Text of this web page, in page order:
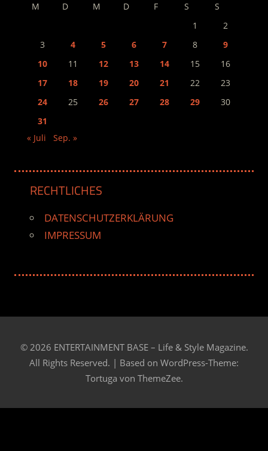
M D M D F S
S
1
2
3
4 5 6 7 8
9
10
11 12 13 14 15
16
17
18 19 20 21 22
23
24
25 26 27 28 29
30
31
« Juli
Sep. »
RECHTLICHES
DATENSCHUTZERKLÄRUNG
IMPRESSUM
© 2026 ENTERTAINMENT BASE – Life & Style Magazine.
All Rights Reserved. | Based on WordPress-Theme:
Tortuga von ThemeZee.